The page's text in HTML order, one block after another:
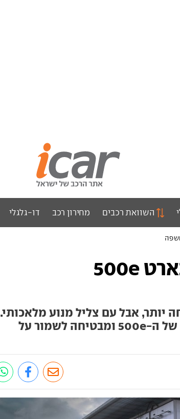
השוואת רכבים מחירון רכב דו-גלגלי
עקרב על חשמל: אבארט 500e
יותר, אבל עם צליל מנוע מלאכותי.
פיאט חשפה את גרסת הביצועים של ה-500e ומבטיחה לשמור על